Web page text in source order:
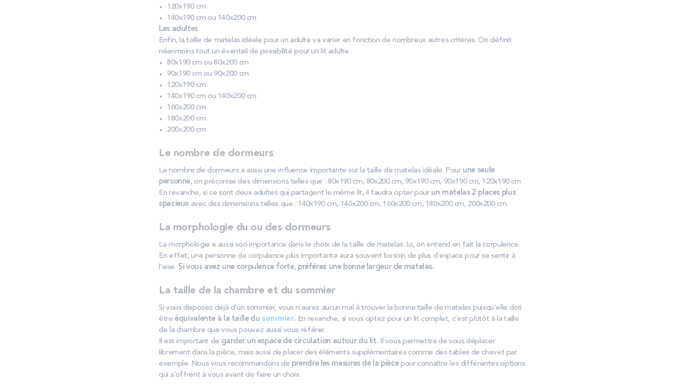
120x190 cm
140x190 cm ou 140x200 cm
Les adultes
Enfin, la taille de matelas idéale pour un adulte va varier en fonction de nombreux autres critères. On définit
néanmoins tout un éventail de possibilité pour un lit adulte :
80x190 cm ou 80x200 cm
90x190 cm ou 90x200 cm
120x190 cm
140x190 cm ou 140x200 cm
160x200 cm
180x200 cm
200x200 cm
Le nombre de dormeurs
Le nombre de dormeurs a aussi une influence importante sur la taille de matelas idéale. Pour une seule
personne,on préconise des dimensions telles que : 80x190 cm, 80x200 cm, 90x190 cm, 90x190 cm, 120x190 cm.
En revanche, si ce sont deux adultes qui partagent le même lit, il faudra opter pour un matelas 2 places plus
spacieux avec des dimensions telles que : 140x190 cm, 140x200 cm, 160x200 cm, 180x200 cm, 200x200 cm.
La morphologie du ou des dormeurs
La morphologie a aussi son importance dans le choix de la taille de matelas. Ici, on entend en fait la corpulence.
En effet, une personne de corpulence plus importante aura souvent besoin de plus d’espace pour se sentir à
l’aise. Si vous avez une corpulence forte, préférez une bonne largeur de matelas.
La taille de la chambre et du sommier
Si vous disposez déjà d’un sommier, vous n’aurez aucun mal à trouver la bonne taille de matelas puisqu’elle doit
êtreéquivalente à la taille du sommier. En revanche, si vous optez pour un lit complet, c’est plutôt à la taille
de la chambre que vous pouvez aussi vous référer.
Il est important de garder un espace de circulation autour du lit. Il vous permettra de vous déplacer
librement dans la pièce, mais aussi de placer des éléments supplémentaires comme des tables de chevet par
exemple. Nous vous recommandons de prendre les mesures de la piècepour connaître les différentes options
qui s’offrent à vous avant de faire un choix.